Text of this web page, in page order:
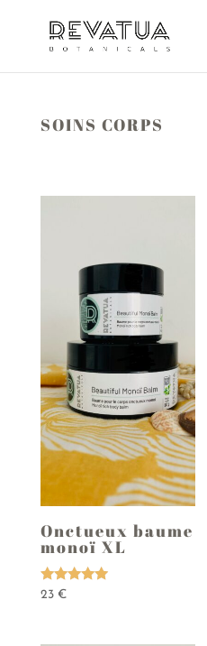
SOINS CORPS
Onctueux baume
monoï XL
Note
23 €